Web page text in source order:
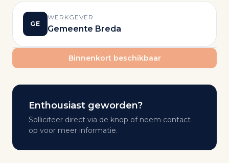
GE
WERKGEVER
Gemeente Breda
Binnenkort beschikbaar
Enthousiast geworden?
Solliciteer direct via de knop of neem contact
op voor meer informatie.